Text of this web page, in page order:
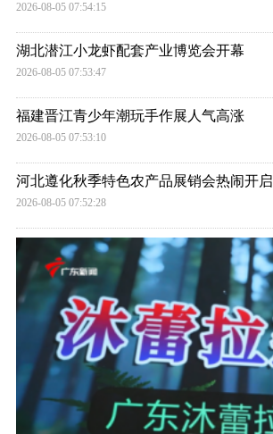
2026-08-05 07:54:15
湖北潜江小龙虾配套产业博览会开幕
2026-08-05 07:53:47
福建晋江青少年潮玩手作展人气高涨
2026-08-05 07:53:10
河北遵化秋季特色农产品展销会热闹开启
2026-08-05 07:52:28